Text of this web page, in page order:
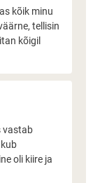
kõik minu
tellisin
kõigil
vastab
oli kiire ja